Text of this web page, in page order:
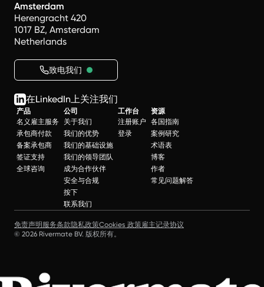
Amsterdam
Herengracht 420
1017 BZ, Amsterdam
Netherlands
致电我们
在LinkedIn上关注我们
产品
名义雇主服务
承包商付款
备案承包商
签证支持
全球咨询
公司
关于我们
我们的优势
我们的基础设施
我们的领导团队
成为合作伙伴
安全与合规
按下
联系我们
工作台
注册账户
登录
资源
各国指南
案例研究
术语表
博客
作者
常见问题解答
免责声明 服务条款隐私政策Cookies 政策雇主记录协议
© 2026 Rivermate BV. 版权所有。